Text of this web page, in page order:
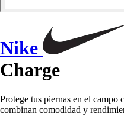
Nike
Charge
Protege tus piernas en el
combinan comodidad y